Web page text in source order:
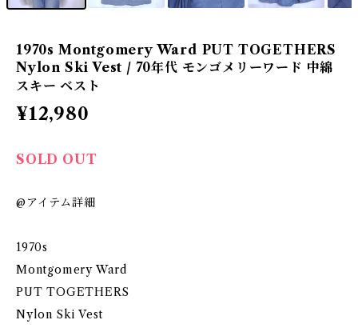
1970s Montgomery Ward PUT TOGETHERS
Nylon Ski Vest / 70年代 モンゴメリーワード 中綿
スキー ベスト
¥12,980
SOLD OUT
@アイテム詳細
1970s
Montgomery Ward
PUT TOGETHERS
Nylon Ski Vest